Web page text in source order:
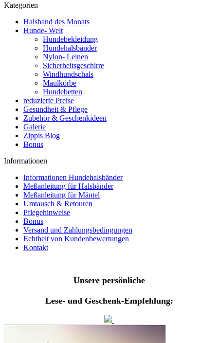
Kategorien
Halsband des Monats
Hunde- Welt
Hundebekleidung
Hundehalsbänder
Nylon- Leinen
Sicherheitsgeschirre
Windhundschals
Maulkörbe
Hundebetten
reduzierte Preise
Gesundheit & Pflege
Zubehör & Geschenkideen
Galerie
Zippis Blog
Bonus
Informationen
Informationen Hundehalsbänder
Meßanleitung für Halsbänder
Meßanleitung für Mäntel
Umtausch & Retouren
Pflegehinweise
Bonus
Versand und Zahlungsbedingungen
Echtheit von Kundenbewertungen
Kontakt
Unsere persönliche
Lese- und Geschenk-Empfehlung: